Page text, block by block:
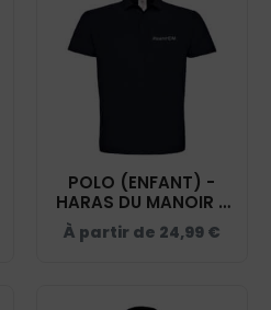
POLO (ENFANT) -
HARAS DU MANOIR -
BCK424
À partir de 24,99 €